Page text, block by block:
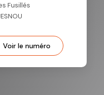
Fusillés
Voir le numéro